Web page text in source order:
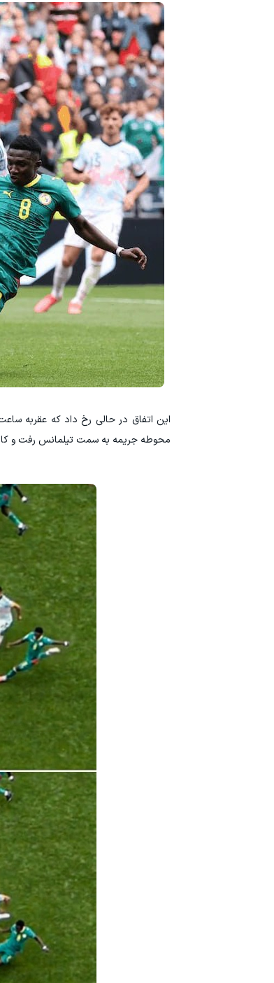
محوطه جریمه به سمت تیلمانس رفت و